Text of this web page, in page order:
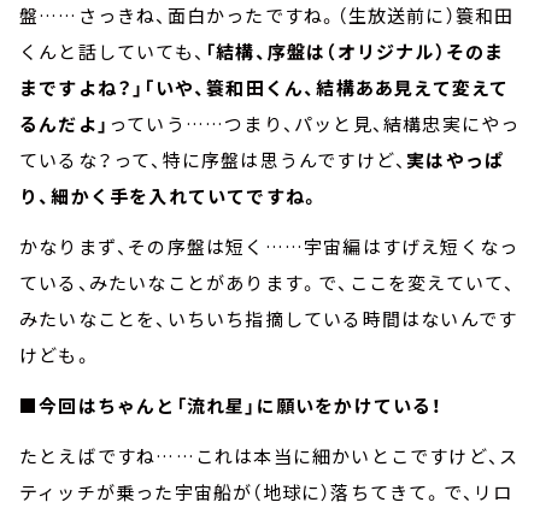
盤……さっきね、面白かったですね。（生放送前に）簑和田
くんと話していても、 「結構、序盤は（オリジナル）そのま
まですよね？」「いや、簑和田くん、結構ああ見えて変えて
るんだよ」 っていう……つまり、パッと見、結構忠実にやっ
ているな？って、特に序盤は思うんですけど、 実はやっぱ
り、細かく手を入れていてですね。
かなりまず、その序盤は短く……宇宙編はすげえ短くなっ
ている、みたいなことがあります。で、ここを変えていて、
みたいなことを、いちいち指摘している時間はないんです
けども。
■今回はちゃんと「流れ星」に願いをかけている！
たとえばですね……これは本当に細かいとこですけど、ス
ティッチが乗った宇宙船が（地球に）落ちてきて。で、リロ